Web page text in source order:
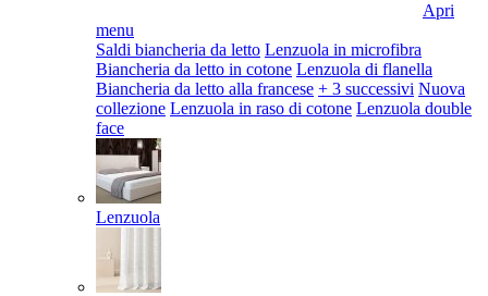
Apri
menu
Saldi biancheria da letto Lenzuola in microfibra
Biancheria da letto in cotone Lenzuola di flanella
Biancheria da letto alla francese + 3 successivi Nuova
collezione Lenzuola in raso di cotone Lenzuola double
face
Lenzuola